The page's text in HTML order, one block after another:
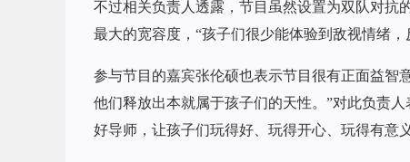
不过相关负责人透露，节目虽然设置为双队对抗
最大的宽容度，“孩子们很少能体验到敌视情绪
参与节目的嘉宾张伦硕也表示节目很有正面益智
他们释放出本就属于孩子们的天性。”对此负责
好导师，让孩子们玩得好、玩得开心、玩得有意